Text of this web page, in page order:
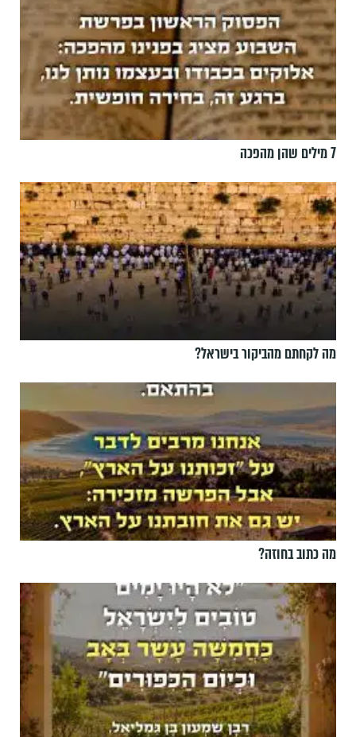
7 מילים שהן מהפכה
מה לקחתם מהביקור בישראל?
מה כתוב בחוזה?